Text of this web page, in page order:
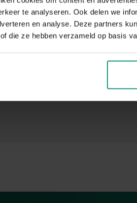
te analyseren. Ook delen we
en analyse. Deze partners
die ze hebben verzameld op basis